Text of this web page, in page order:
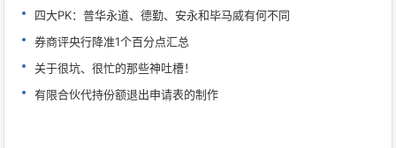
四大PK：普华永道、德勤、安永和毕马威有何不同
券商评央行降准1个百分点汇总
关于很坑、很忙的那些神吐槽！
有限合伙代持份额退出申请表的制作